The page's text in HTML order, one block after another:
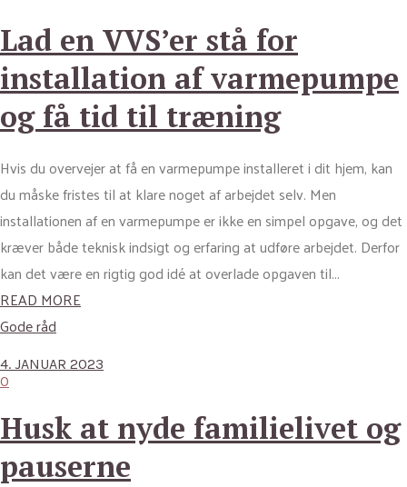
Lad en VVS’er stå for
installation af varmepumpe
og få tid til træning
Hvis du overvejer at få en varmepumpe installeret i dit hjem, kan
du måske fristes til at klare noget af arbejdet selv. Men
installationen af en varmepumpe er ikke en simpel opgave, og det
kræver både teknisk indsigt og erfaring at udføre arbejdet. Derfor
kan det være en rigtig god idé at overlade opgaven til...
READ MORE
Gode råd
4. JANUAR 2023
0
Husk at nyde familielivet og
pauserne